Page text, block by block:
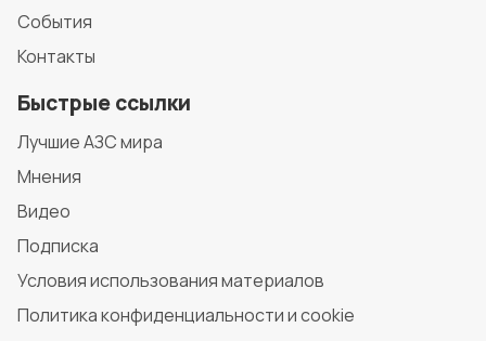
События
Контакты
Быстрые ссылки
Лучшие АЗС мира
Мнения
Видео
Подписка
Условия использования материалов
Политика конфиденциальности и cookie